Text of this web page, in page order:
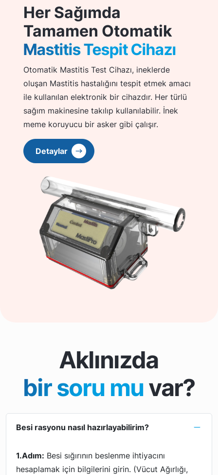
Her Sağımda
Tamamen Otomatik
Mastitis Tespit Cihazı
Otomatik Mastitis Test Cihazı, ineklerde
oluşan Mastitis hastalığını tespit etmek amacı
ile kullanılan elektronik bir cihazdır. Her türlü
sağım makinesine takılıp kullanılabilir. İnek
meme koruyucu bir asker gibi çalışır.
Detaylar
Aklınızda
bir soru muvar?
Besi rasyonu nasıl hazırlayabilirim?
1.Adım: Besi sığırının beslenme ihtiyacını
hesaplamak için bilgilerini girin. (Vücut Ağırlığı,